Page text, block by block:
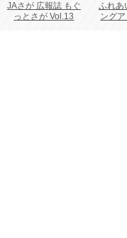
JAさが 広報誌 もぐ
っとさが Vol.13
ふれあ
ング